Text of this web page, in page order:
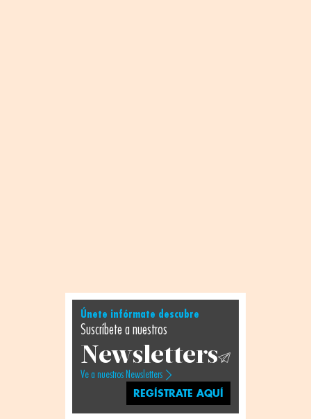
Únete infórmate descubre
Suscríbete a nuestros
Newsletters
Ve a nuestros Newsletters
REGÍSTRATE AQUÍ